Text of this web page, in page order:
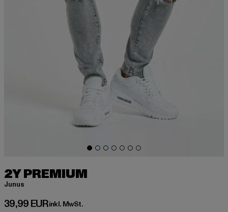
2Y PREMIUM
Junus
39,99 EUR
Derzeitiger Preis: 39,99 EUR
inkl. MwSt.